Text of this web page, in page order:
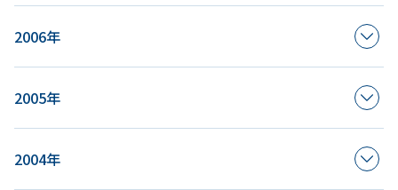
2006年
2005年
2004年